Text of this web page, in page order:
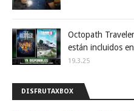
Octopath
están incluidos
19.3.25
DISFRUTAXBOX